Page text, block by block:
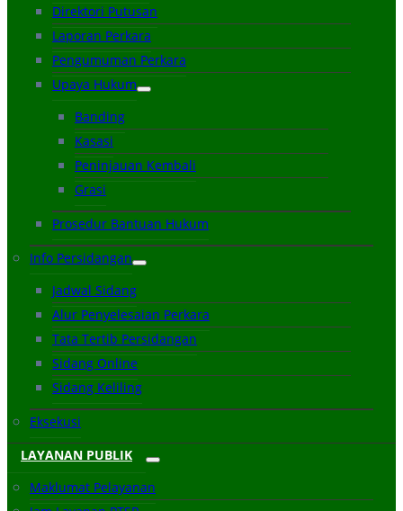
Direktori Putusan
Laporan Perkara
Pengumuman Perkara
Upaya Hukum
Banding
Kasasi
Peninjauan Kembali
Grasi
Prosedur Bantuan Hukum
Info Persidangan
Jadwal Sidang
Alur Penyelesaian Perkara
Tata Tertib Persidangan
Sidang Online
Sidang Keliling
Eksekusi
LAYANAN PUBLIK
Maklumat Pelayanan